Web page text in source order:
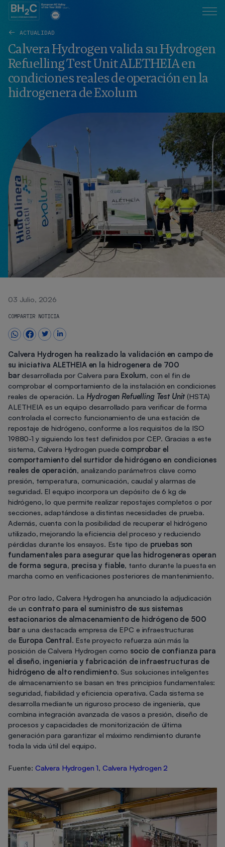
ACTUALIDAD
Calvera Hydrogen valida su Hydrogen
Refuelling Test Unit ALETHEIA en
condiciones reales de operación en la
hidrogenera de Exolum
03 Julio, 2026
COMPARTIR NOTICIA
Calvera Hydrogen ha realizado la validación en campo de
su iniciativa ALETHEIA en la hidrogenera de 700
bardesarrollada por Calvera para Exolum, con el fin de
comprobar el comportamiento de la instalación en condiciones
reales de operación. La Hydrogen Refuelling Test Unit(HSTA)
ALETHEIA es un equipo desarrollado para verificar de forma
controlada el correcto funcionamiento de una estación de
repostaje de hidrógeno, conforme a los requisitos de la ISO
19880-1 y siguiendo los test definidos por CEP. Gracias a este
sistema, Calvera Hydrogen puede comprobar el
comportamiento del surtidor de hidrógeno en condiciones
reales de operación, analizando parámetros clave como
presión, temperatura, comunicación, caudal y alarmas de
seguridad. El equipo incorpora un depósito de 6 kg de
hidrógeno, lo que permite realizar repostajes completos o por
secciones, adaptándose a distintas necesidades de prueba.
Además, cuenta con la posibilidad de recuperar el hidrógeno
utilizado, mejorando la eficiencia del proceso y reduciendo
pérdidas durante los ensayos. Este tipo de pruebas son
fundamentales para asegurar que las hidrogeneras operan
de forma segura, precisa y fiable, tanto durante la puesta en
marcha como en verificaciones posteriores de mantenimiento.
Por otro lado, Calvera Hydrogen ha anunciado la adjudicación
de un contrato para el suministro de sus sistemas
estacionarios de almacenamiento de hidrógeno de 500
bara una destacada empresa de EPC e infraestructuras
de Europa Central . Este proyecto refuerza aún más la
posición de Calvera Hydrogen como socio de confianza para
el diseño, ingeniería y fabricación de infraestructuras de
hidrógeno de alto rendimiento. Sus soluciones inteligentes
de almacenamiento se basan en tres principios fundamentales:
seguridad, fiabilidad y eficiencia operativa. Cada sistema se
desarrolla mediante un riguroso proceso de ingeniería, que
combina integración avanzada de vasos a presión, diseño de
procesos y capacidades de monitorización de última
generación para garantizar el máximo rendimiento durante
toda la vida útil del equipo.
Fuente: Calvera Hydrogen 1, Calvera Hydrogen 2